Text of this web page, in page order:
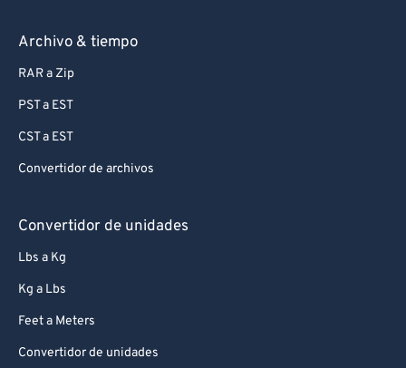
Archivo & tiempo
RAR a Zip
PST a EST
CST a EST
Convertidor de archivos
Convertidor de unidades
Lbs a Kg
Kg a Lbs
Feet a Meters
Convertidor de unidades